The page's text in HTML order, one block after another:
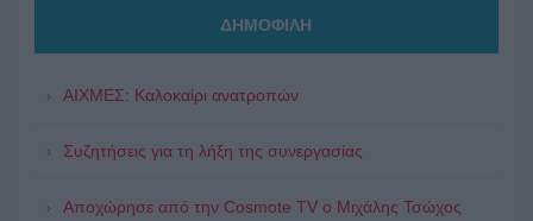
ΔΗΜΟΦΙΛΗ
ΑΙΧΜΕΣ: Καλοκαίρι ανατροπών
Συζητήσεις για τη λήξη της συνεργασίας
Αποχώρησε από την Cosmote TV o Μιχάλης Τσώχος